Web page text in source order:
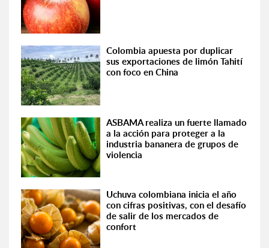
Colombia apuesta por duplicar
sus exportaciones de limón Tahití
con foco en China
ASBAMA realiza un fuerte llamado
a la acción para proteger a la
industria bananera de grupos de
violencia
Uchuva colombiana inicia el año
con cifras positivas, con el desafío
de salir de los mercados de
confort